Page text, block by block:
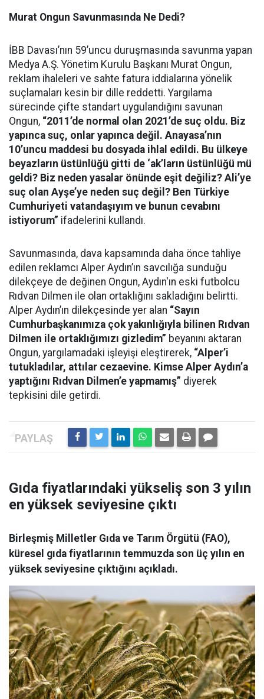
Murat Ongun Savunmasında Ne Dedi?
İBB Davası’nın 59’uncu duruşmasında savunma yapan
Medya A.Ş. Yönetim Kurulu Başkanı Murat Ongun,
reklam ihaleleri ve sahte fatura iddialarına yönelik
suçlamaları kesin bir dille reddetti. Yargılama
sürecinde çifte standart uygulandığını savunan
Ongun, “2011’de normal olan 2021’de suç oldu. Biz
yapınca suç, onlar yapınca değil. Anayasa’nın
10’uncu maddesi bu dosyada ihlal edildi. Bu ülkeye
beyazların üstünlüğü gitti de ‘ak’ların üstünlüğü mü
geldi? Biz neden yasalar önünde eşit değiliz? Ali’ye
suç olan Ayşe’ye neden suç değil? Ben Türkiye
Cumhuriyeti vatandaşıyım ve bunun cevabını
istiyorum” ifadelerini kullandı.
Savunmasında, dava kapsamında daha önce tahliye
edilen reklamcı Alper Aydın’ın savcılığa sunduğu
dilekçeye de değinen Ongun, Aydın'ın eski futbolcu
Rıdvan Dilmen ile olan ortaklığını sakladığını belirtti.
Alper Aydın’ın dilekçesinde yer alan “Sayın
Cumhurbaşkanımıza çok yakınlığıyla bilinen Rıdvan
Dilmen ile ortaklığımızı gizledim” beyanını aktaran
Ongun, yargılamadaki işleyişi eleştirerek, “Alper’i
tutukladılar, attılar cezaevine. Kimse Alper Aydın’a
yaptığını Rıdvan Dilmen’e yapmamış” diyerek
tepkisini dile getirdi.
Gıda fiyatlarındaki yükseliş son 3 yılın
en yüksek seviyesine çıktı
Birleşmiş Milletler Gıda ve Tarım Örgütü (FAO),
küresel gıda fiyatlarının temmuzda son üç yılın en
yüksek seviyesine çıktığını açıkladı.